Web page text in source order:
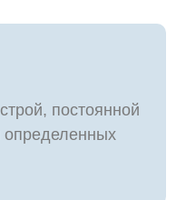
постоянной